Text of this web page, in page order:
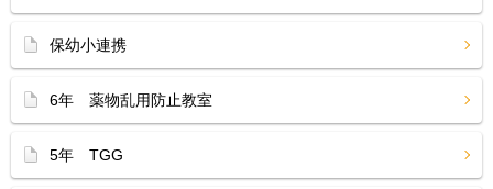
保幼小連携
6年 薬物乱用防止教室
5年 TGG